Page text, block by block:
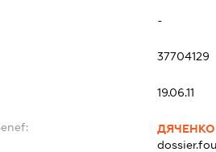
-
37704129
19.06.11